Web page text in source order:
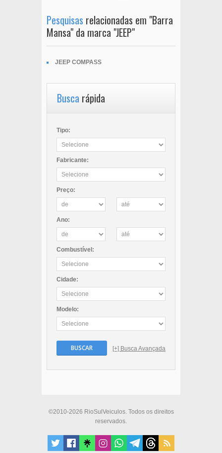
Pesquisas relacionadas em "Barra
Mansa" da marca "JEEP"
JEEP COMPASS
Busca rápida
Tipo:
Fabricante:
Preço:
Ano:
Combustível:
Cidade:
Modelo:
BUSCAR [+] Busca Avançada
©2010-2026 RioSulVeiculos. Todos os direitos
reservados.